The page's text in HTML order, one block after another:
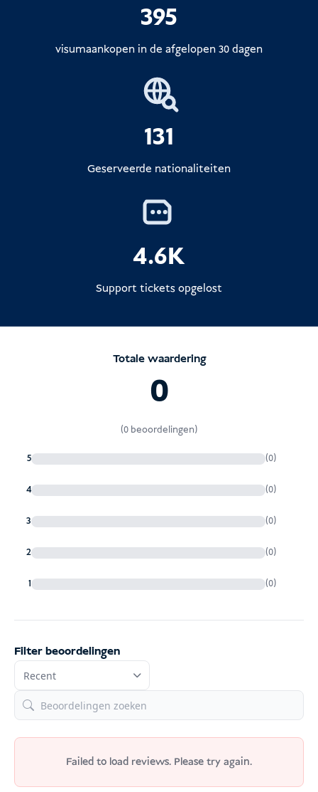
395
visumaankopen in de afgelopen 30 dagen
131
Geserveerde nationaliteiten
4.6K
Support tickets opgelost
Totale waardering
0
(0 beoordelingen)
5 (0)
4 (0)
3 (0)
2 (0)
1 (0)
Filter beoordelingen
Failed to load reviews. Please try again.